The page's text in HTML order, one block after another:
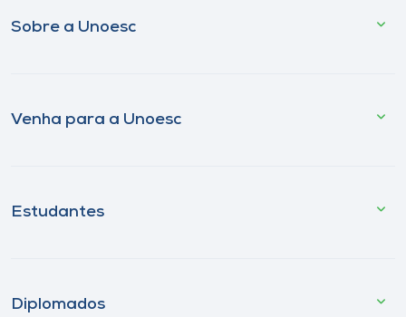
Sobre a Unoesc
Venha para a Unoesc
Estudantes
Diplomados